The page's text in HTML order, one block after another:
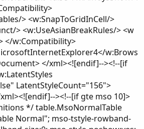
> <w:SnapToGridInCell/>
> <w:UseAsianBreakRules/> <w
</w:Compatibility>
w:Brows
</xml><![endif]--><!--[if
LatentStyleCount="156">
><!--[if gte mso 10]>
*/ table.MsoNormalTable
Normal"; mso-tstyle-rowband-